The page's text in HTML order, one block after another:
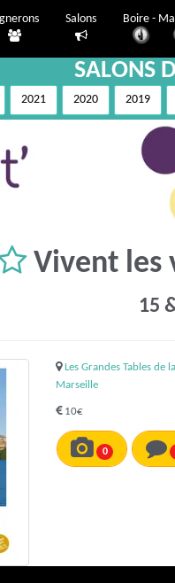
Salons Boire -
SALONS
2021 2020 2019
Vivent les
15
Les Grandes Tables de
Marseille
10€
0